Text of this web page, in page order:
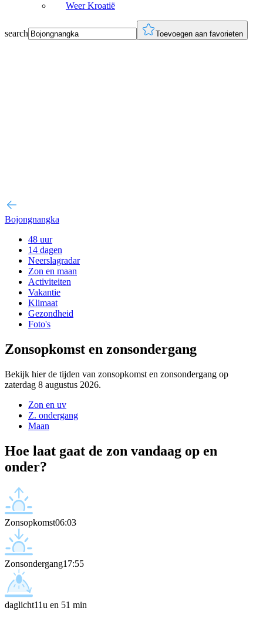
Weer Kroatië
search Toevoegen aan favorieten
Bojongnangka
48 uur
14 dagen
Neerslagradar
Zon en maan
Activiteiten
Vakantie
Klimaat
Gezondheid
Foto's
Zonsopkomst en zonsondergang
Bekijk hier de tijden van zonsopkomst en zonsondergang op
zaterdag 8 augustus 2026.
Zon en uv
Z. ondergang
Maan
Hoe laat gaat de zon vandaag op en
onder?
Zonsopkomst06:03
Zonsondergang17:55
daglicht11u en 51 min